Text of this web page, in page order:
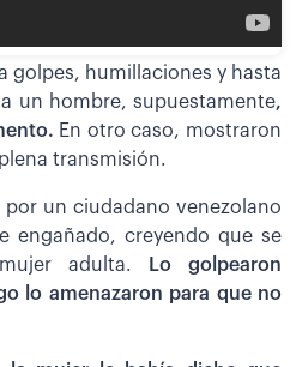
golpes, humillaciones y hasta
un hombre, supuestamente,
En otro caso, mostraron
transmisión.
un ciudadano venezolano
engañado, creyendo que se
adulta.
Lo golpearon
lo amenazaron para que no